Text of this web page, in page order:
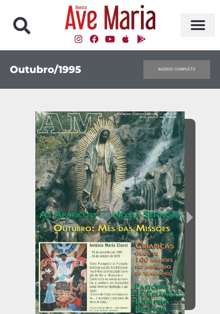
Outubro/1995 ACERVO COMPLETO